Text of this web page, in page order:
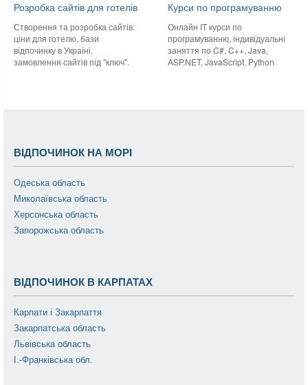
Розробка сайтів для готелів
Створення та розробка сайтів:
ціни для готелю, бази
відпочинку в Україні,
замовлення сайтів під "ключ".
Курси по програмуванню
Онлайн IT курси по
програмуванню, індивідуальні
заняття по C#, C++, Java,
ASP.NET, JavaScript, Python
ВІДПОЧИНОК НА МОРІ
Одеська область
Миколаївська область
Херсонська область
Запорожська область
ВІДПОЧИНОК В КАРПАТАХ
Карпати і Закарпаття
Закарпатська область
Львівська область
І.-Франківська обл.